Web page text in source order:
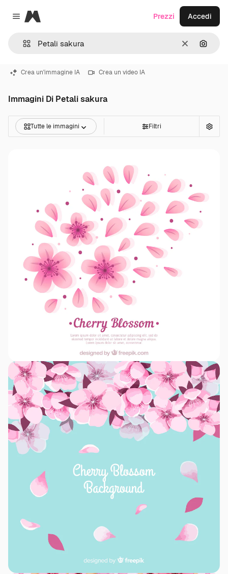
Close menu
Magnific
CancellaCerca
Prezzi Accedi
Crea un'immagine IA Crea un video IA
Immagini Di Petali sakura
Tutte le immagini Filtri